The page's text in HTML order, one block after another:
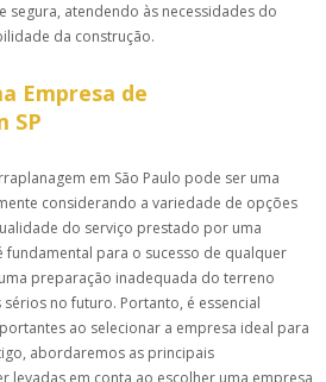
segura, atendendo às necessidades do
da construção.
Empresa de
SP
em São Paulo pode ser uma
considerando a variedade de opções
do serviço prestado por uma
fundamental para o sucesso de qualquer
preparação inadequada do terreno
no futuro. Portanto, é essencial
ao selecionar a empresa ideal para
abordaremos as principais